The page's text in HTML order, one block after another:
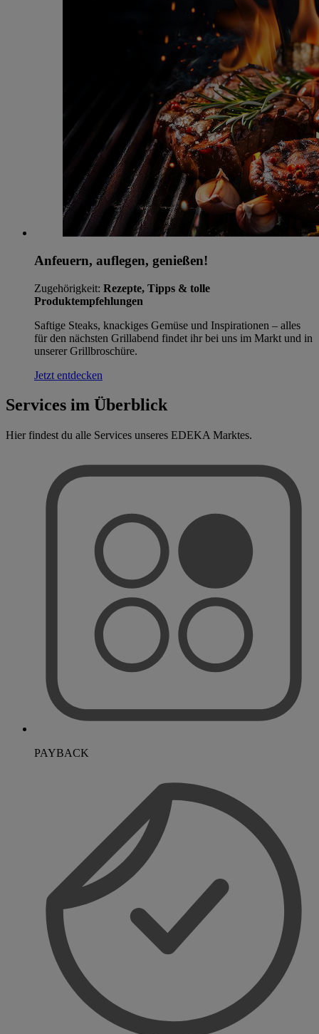
Anfeuern, auflegen, genießen!
Zugehörigkeit: Rezepte, Tipps & tolle
Produktempfehlungen
Saftige Steaks, knackiges Gemüse und Inspirationen – alles
für den nächsten Grillabend findet ihr bei uns im Markt und in
unserer Grillbroschüre.
Jetzt entdecken
Services im Überblick
Hier findest du alle Services unseres EDEKA Marktes.
PAYBACK